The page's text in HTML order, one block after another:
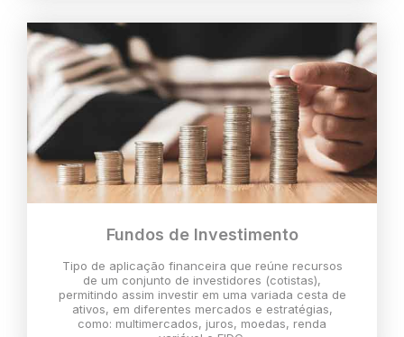
Fundos de Investimento
Tipo de aplicação financeira que reúne recursos
de um conjunto de investidores (cotistas),
permitindo assim investir em uma variada cesta de
ativos, em diferentes mercados e estratégias,
como: multimercados, juros, moedas, renda